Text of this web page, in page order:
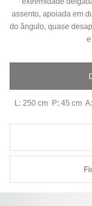
assento, apoiada em
do ângulo, quase
L: 250 cm P: 45 cm